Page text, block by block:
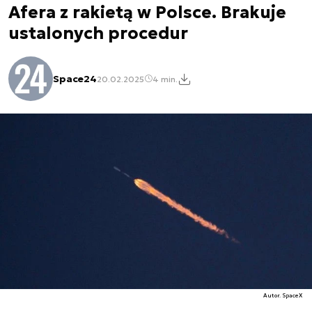
Afera z rakietą w Polsce. Brakuje
ustalonych procedur
Space2420.02.2025 4 min.
Autor. SpaceX